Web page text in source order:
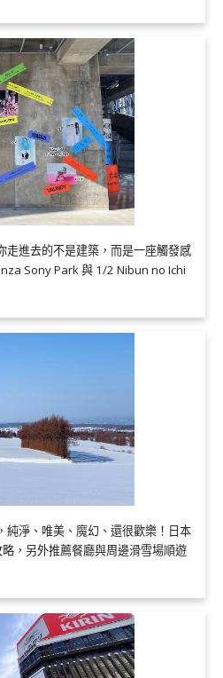
走進去的不是建築，而是一座觸發感
Sony Park 與 1/2 Nibun no Ichi
純淨、唯美、魔幻、還很歡樂！日本
，另外推薦餐廳與周邊滑雪場順遊